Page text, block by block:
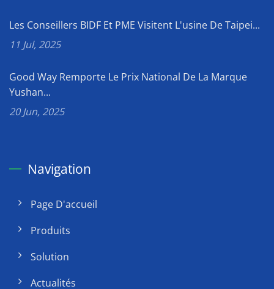
Les Conseillers BIDF Et PME Visitent L'usine De Taipei...
11 Jul, 2025
Good Way Remporte Le Prix National De La Marque
Yushan...
20 Jun, 2025
Navigation
Page D'accueil
Produits
Solution
Actualités